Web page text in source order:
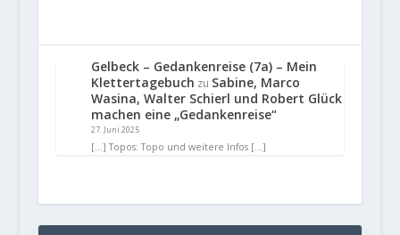
Gelbeck – Gedankenreise (7a) – Mein
Klettertagebuch zu Sabine, Marco
Wasina, Walter Schierl und Robert Glück
machen eine „Gedankenreise“
27. Juni 2025
[…] Topos: Topo und weitere Infos […]